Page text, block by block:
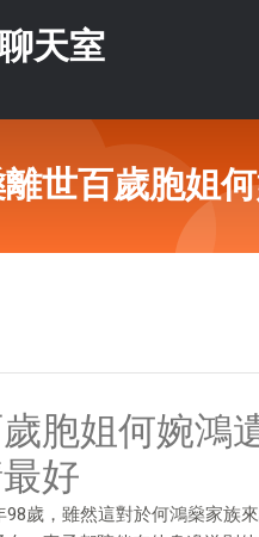
天室
世百歲胞姐
胞姐何婉鴻
好
歲，雖然這對於何鴻燊家族